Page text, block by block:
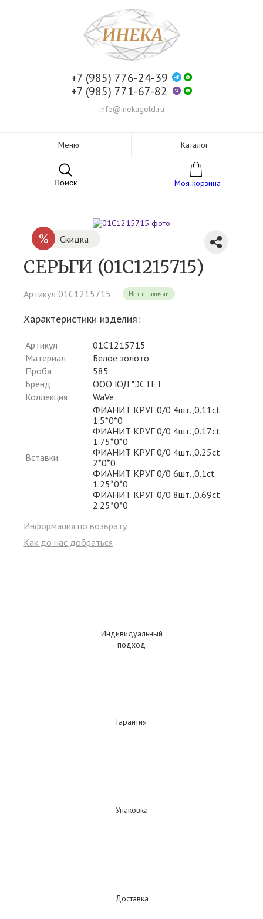
+7 (985) 776-24-39
+7 (985) 771-67-82
info@inekagold.ru
Меню Каталог
Поиск Моя корзина
% Скидка
СЕРЬГИ (01С1215715)
Артикул 01С1215715 Нет в наличии
Характеристики изделия:
Артикул
01С1215715
Материал
Белое золото
Проба
585
Бренд
ООО ЮД "ЭСТЕТ"
Коллекция
WaVe
Вставки
ФИАНИТ КРУГ 0/0 4шт.,0.11ct
1.5*0*0
ФИАНИТ КРУГ 0/0 4шт.,0.17ct
1.75*0*0
ФИАНИТ КРУГ 0/0 4шт.,0.25ct
2*0*0
ФИАНИТ КРУГ 0/0 6шт.,0.1ct
1.25*0*0
ФИАНИТ КРУГ 0/0 8шт.,0.69ct
2.25*0*0
Информация по возврату
Как до нас добраться
Индивидуальный
подход
Гарантия
Упаковка
Доставка